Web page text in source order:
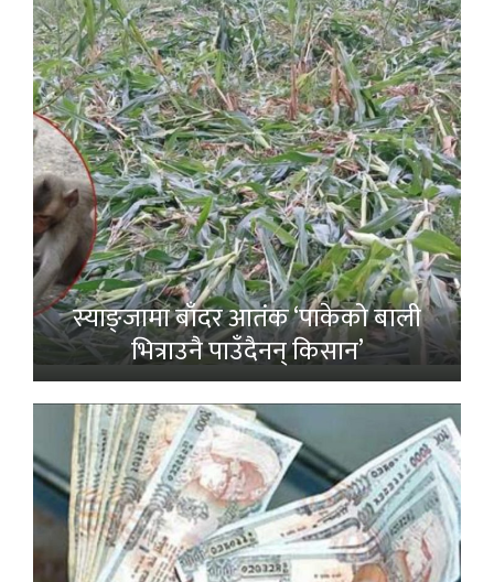
स्याङ्जामा बाँदर आतंक ‘पाकेको बाली
भित्राउनै पाउँदैनन् किसान’